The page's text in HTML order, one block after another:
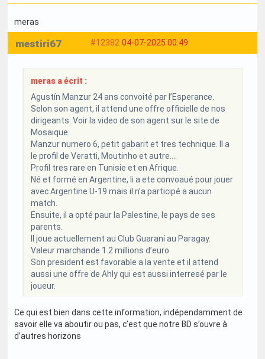
meras
#12382 04-07-2025 00:49
mestiri67
meras a écrit :
Agustín Manzur 24 ans convoité par l’Esperance.
Selon son agent, il attend une offre officielle de nos
dirigeants. Voir la video de son agent sur le site de
Mosaique.
Manzur numero 6, petit gabarit et tres technique. Il a
le profil de Veratti, Moutinho et autre….
Profil tres rare en Tunisie et en Afrique.
Né et formé en Argentine, Ii a ete convoaué pour jouer
avec Argentine U-19 mais il n’a participé a aucun
match.
Ensuite, il a opté paur la Palestine, le pays de ses
parents.
Il joue actuellement au Club Guaraní au Paragay.
Valeur marchande 1.2 millions d’euro.
Son president est favorable a la vente et il attend
aussi une offre de Ahly qui est aussi interresé par le
joueur.
Ce qui est bien dans cette information, indépendamment de
savoir elle va aboutir ou pas, c’est que notre BD s’ouvre à
d’autres horizons